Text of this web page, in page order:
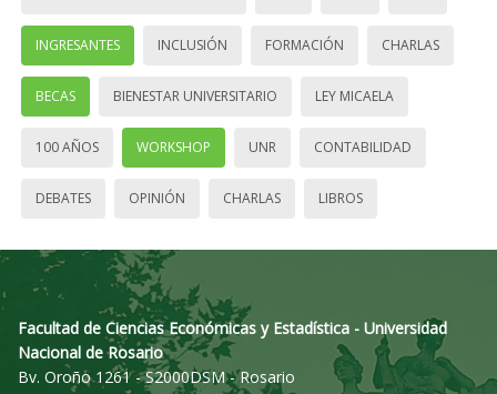
INGRESANTES INCLUSIÓN FORMACIÓN CHARLAS
BECAS BIENESTAR UNIVERSITARIO LEY MICAELA
100 AÑOS WORKSHOP UNR CONTABILIDAD
DEBATES OPINIÓN CHARLAS LIBROS
Facultad de Ciencias Económicas y Estadística - Universidad
Nacional de Rosario
Bv. Oroño 1261 - S2000DSM - Rosario